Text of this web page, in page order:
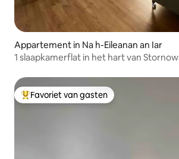
Appartement in Na h-Eileanan an Iar
1 slaapkamerflat in het hart van
Topfavoriet van gasten
Favoriet van gasten